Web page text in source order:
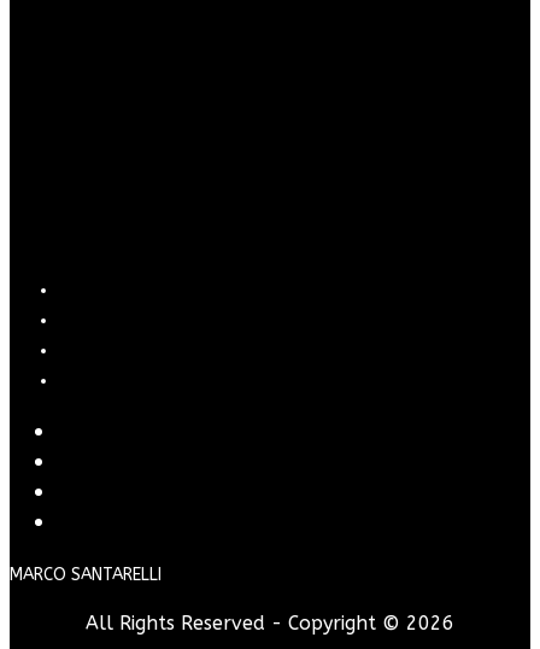
MARCO SANTARELLI
All Rights Reserved - Copyright © 2026